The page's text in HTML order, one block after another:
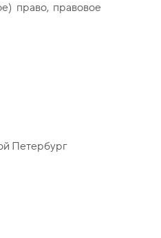
право, правовое
Петербург